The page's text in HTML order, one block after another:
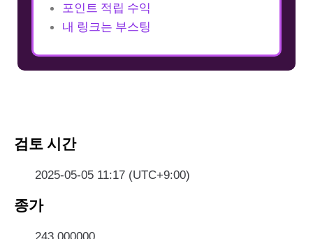
포인트 적립 수익
내 링크는 부스팅
검토 시간
2025-05-05 11:17 (UTC+9:00)
종가
243.000000